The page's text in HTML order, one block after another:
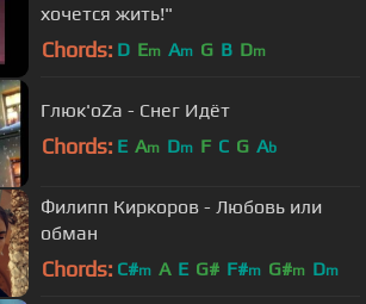
хочется жить!"
Chords: D Em Am G B Dm
Глюк'oZa - Снег Идёт
Chords: E Am Dm F C G Ab
Филипп Киркоров - Любовь или
обман
Chords: C#m A E G# F#m G#m Dm